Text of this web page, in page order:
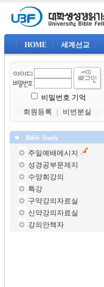
HOME 세계선교
비밀번호 기억
회원등록
비번분실
Bible Study
주일예배메시지
성경공부문제지
수양회강의
특강
구약강의자료실
신약강의자료실
강의안책자